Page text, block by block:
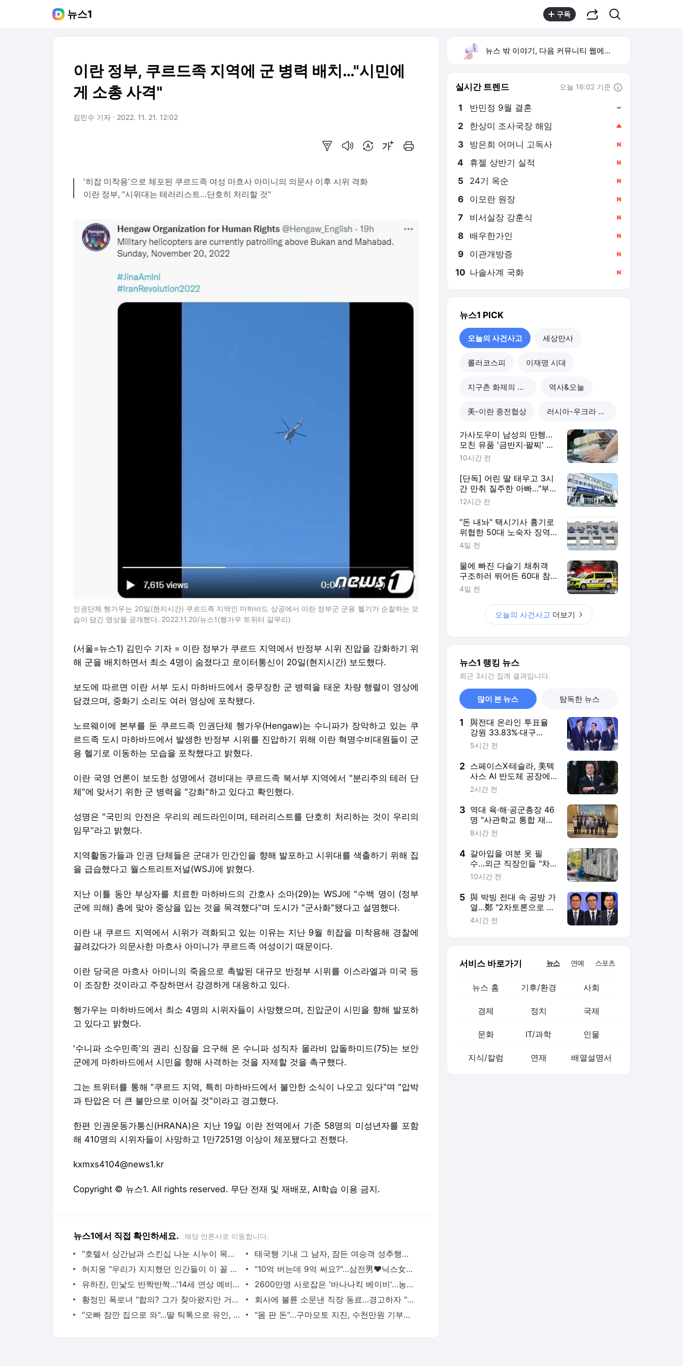
뉴스1 구독
이란 정부, 쿠르드족 지역에 군 병력 배치…"시민에
게 소총 사격"
김민수 기자 2022. 11. 21. 12:02
'히잡 미착용'으로 체포된 쿠르드족 여성 마흐사 아미니의 의문사 이후 시위 격화
이란 정부, "시위대는 테러리스트…단호히 처리할 것"
인권단체 헹가우는 20일(현지시간) 쿠르드족 지역인 마하바드 상공에서 이란 정부군 군용 헬기가 순찰하는 모
습이 담긴 영상을 공개했다. 2022.11.20/뉴스1(헹가우 트위터 갈무리)
(서울=뉴스1) 김민수 기자 = 이란 정부가 쿠르드 지역에서 반정부 시위 진압을 강화하기 위
해 군을 배치하면서 최소 4명이 숨졌다고 로이터통신이 20일(현지시간) 보도했다.
보도에 따르면 이란 서부 도시 마하바드에서 중무장한 군 병력을 태운 차량 행렬이 영상에
담겼으며, 중화기 소리도 여러 영상에 포착됐다.
노르웨이에 본부를 둔 쿠르드족 인권단체 헹가우(Hengaw)는 수니파가 장악하고 있는 쿠
르드족 도시 마하바드에서 발생한 반정부 시위를 진압하기 위해 이란 혁명수비대원들이 군
용 헬기로 이동하는 모습을 포착했다고 밝혔다.
이란 국영 언론이 보도한 성명에서 경비대는 쿠르드족 북서부 지역에서 "분리주의 테러 단
체"에 맞서기 위한 군 병력을 "강화"하고 있다고 확인했다.
성명은 "국민의 안전은 우리의 레드라인이며, 테러리스트를 단호히 처리하는 것이 우리의
임무"라고 밝혔다.
지역활동가들과 인권 단체들은 군대가 민간인을 향해 발포하고 시위대를 색출하기 위해 집
을 급습했다고 월스트리트저널(WSJ)에 밝혔다.
지난 이틀 동안 부상자를 치료한 마하바드의 간호사 소마(29)는 WSJ에 "수백 명이 (정부
군에 의해) 총에 맞아 중상을 입는 것을 목격했다"며 도시가 "군사화"됐다고 설명했다.
이란 내 쿠르드 지역에서 시위가 격화되고 있는 이유는 지난 9월 히잡을 미착용해 경찰에
끌려갔다가 의문사한 마흐사 아미니가 쿠르드족 여성이기 때문이다.
이란 당국은 마흐사 아미니의 죽음으로 촉발된 대규모 반정부 시위를 이스라엘과 미국 등
이 조장한 것이라고 주장하면서 강경하게 대응하고 있다.
헹가우는 마하바드에서 최소 4명의 시위자들이 사망했으며, 진압군이 시민을 향해 발포하
고 있다고 밝혔다.
'수니파 소수민족'의 권리 신장을 요구해 온 수니파 성직자 몰라비 압돌하미드(75)는 보안
군에게 마하바드에서 시민을 향해 사격하는 것을 자제할 것을 촉구했다.
그는 트위터를 통해 "쿠르드 지역, 특히 마하바드에서 불안한 소식이 나오고 있다"며 "압박
과 탄압은 더 큰 불만으로 이어질 것"이라고 경고했다.
한편 인권운동가통신(HRANA)은 지난 19일 이란 전역에서 기준 58명의 미성년자를 포함
해 410명의 시위자들이 사망하고 1만7251명 이상이 체포됐다고 전했다.
kxmxs4104@news1.kr
Copyright © 뉴스1. All rights reserved. 무단 전재 및 재배포, AI학습 이용 금지.
뉴스1에서 직접 확인하세요. 해당 언론사로 이동합니다.
"호텔서 상간남과 스킨십 나눈 시누이 목격…제 남편이 입 다물라 하네요"
태국행 기내 그 남자, 잠든 여승객 성추행…"바지에 체액까지 묻었다"
허지웅 "우리가 지지했던 인간들이 이 꼴 만들어"…형소법 개정안에 발끈
"10억 버는데 9억 써요?"…삼전男♥닉스女 3:3 단체소개팅 예능 화제
유하진, 민낯도 반짝반짝…'14세 연상 예비남편' 강균성이 반한 청순 미모 [N샷]
2600만명 사로잡은 '바나나킥 베이비'…농심의 깜짝 선물
황정민 폭로녀 "합의? 그가 찾아왔지만 거절…허위 주장 다 밝힐 수 있다"
회사에 불륜 소문낸 직장 동료…경고하자 "사모님께도 말씀드리겠다"
"오빠 잠깐 집으로 와"…딸 틱톡으로 유인, 성폭행 복수한 아빠
"몸 판 돈"…구마모토 지진, 수천만원 기부하고 비난받은 성인물 배우
뉴스 밖 이야기, 다음 커뮤니티 웹에서 보기
실시간 트렌드 오늘 16:02 기준
1 반민정 9월 결혼
2 한상미 조사국장 해임
3 방은희 어머니 고독사
4 휴젤 상반기 실적
5 24기 옥순
6 이모란 원장
7 비서실장 강훈식
8 배우한가인
9 이관개방증
10 나솔사계 국화
뉴스1 PICK
오늘의 사건사고 세상만사
롤러코스피 이재명 시대
지구촌 화제의 뉴스 역사&오늘
美-이란 종전협상 러시아-우크라 전쟁
가사도우미 남성의 만행…
모친 유품 '금반지·팔찌' 녹
여 팔았다
10시간 전
[단독] 어린 딸 태우고 3시
간 만취 질주한 아빠…"부
부싸움 뒤 홧김에"
12시간 전
"돈 내놔" 택시기사 흉기로
위협한 50대 노숙자 징역
2년
4일 전
물에 빠진 다슬기 채취객
구조하러 뛰어든 60대 참
변…익수자는 회복
4일 전
오늘의 사건사고 더보기
뉴스1 랭킹 뉴스
최근 3시간 집계 결과입니다.
많이 본 뉴스 탐독한 뉴스
1
與전대 온라인 투표율
강원 33.83%·대구
61.72%·경북 60.12%
5시간 전
2 스페이스X·테슬라, 美텍
사스 AI 반도체 공장에
23조9000억원 투자
2시간 전
3 역대 육·해·공군총장 46
명 "사관학교 통합 재검
토해야"
8시간 전
4 갈아입을 여분 옷 필
수…외근 직장인들 "차
시동 끄는 게 두렵다"
10시간 전
5 與 박빙 전대 속 공방 가
열…鄭 "2차토론으로 게
임 끝" 金 "제가 과반"
4시간 전
서비스 바로가기 뉴스 연예 스포츠
뉴스 홈 기후/환경 사회
경제 정치 국제
문화 IT/과학 인물
지식/칼럼 연재 배열설명서